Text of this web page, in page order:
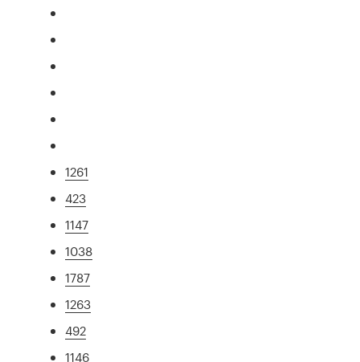
1261
423
1147
1038
1787
1263
492
1146